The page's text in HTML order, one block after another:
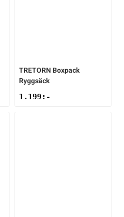
TRETORN Boxpack
Ryggsäck
1.199 :-